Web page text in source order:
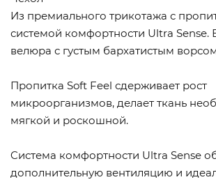
Из премиального трикотажа с
системой комфортности Ultra Sense.
велюра с густым бархатистым
Пропитка Soft Feel сдерживает рост
микроорганизмов, делает ткань
мягкой и роскошной.
Cистема комфортности Ultra Sense
дополнительную вентиляцию и